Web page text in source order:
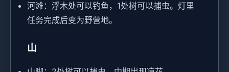
河滩：浮木处可以钓鱼，1处树可以捕虫。灯里
任务完成后变为野营地。
山